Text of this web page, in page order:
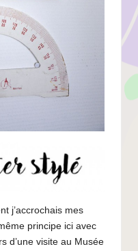
j’accrochais mes
principe ici avec
d’une visite au Musée